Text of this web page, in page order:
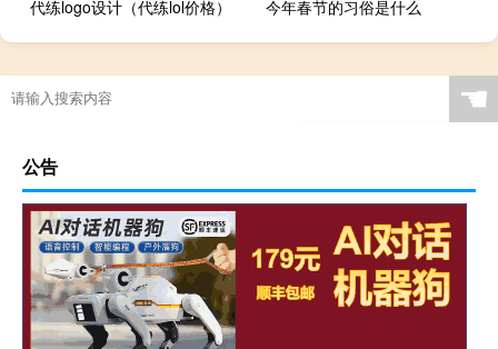
代练logo设计（代练lol价格）
今年春节的习俗是什么
☚
公告